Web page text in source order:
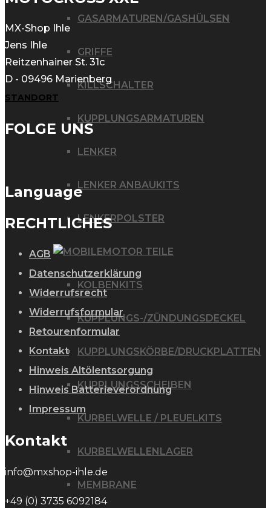
GASARMATUREN/GASHÜLSEN
GRIFFE
KILLSCHALTER
KUPPLUNGSARMATUREN
LENKER
LENKER ANBAUKITS
LENKERPOLSTER
MOTOR TEILE
KOLBENKITS
KUPPLUNGS-/ZÜNDUNGSDECKEL
KUPPLUNGSKÖRBE/DRUCKPLATTEN
KUPPLUNGSSCHEIBEN
KURBELWELLE / PLEUELKITS
KURBELWELLENLAGER
MEMBRANE
Varianten
auf.
können
der
werden
MX-Shop Ihle
Jens Ihle
Reitzenhainer St. 31c
D - 09496 Marienberg
STANDORT
FOLGE UNS
Language
RECHTLICHES
AGB
Datenschutzerklärung
Widerrufsrecht
Widerrufsformular
Retourenformular
Kontakt
Hinweis Altölentsorgung
Hinweis Batterieverordnung
Impressum
Kontakt
info@mxshop-ihle.de
+49 (0) 3735 6092184